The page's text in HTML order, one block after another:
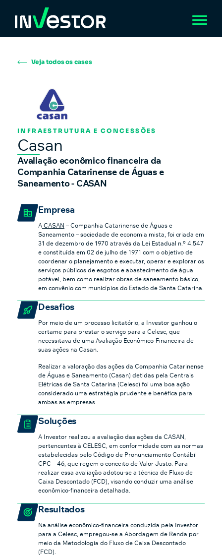
Veja todos os cases
INFRAESTRUTURA E CONCESSÕES
Casan
Avaliação econômico financeira da
Companhia Catarinense de Águas e
Saneamento - CASAN
Empresa
A CASAN – Companhia Catarinense de Águas e
Saneamento – sociedade de economia mista, foi criada em
31 de dezembro de 1970 através da Lei Estadual n.º 4.547
e constituída em 02 de julho de 1971 com o objetivo de
coordenar o planejamento e executar, operar e explorar os
serviços públicos de esgotos e abastecimento de água
potável, bem como realizar obras de saneamento básico,
em convênio com municípios do Estado de Santa Catarina.
Desafios
Por meio de um processo licitatório, a Investor ganhou o
certame para prestar o serviço para a Celesc, que
necessitava de uma Avaliação Econômico-Financeira de
suas ações na Casan.
Realizar a valoração das ações da Companhia Catarinense
de Águas e Saneamento (Casan) detidas pela Centrais
Elétricas de Santa Catarina (Celesc) foi uma boa ação
considerado uma estratégia prudente e benéfica para
ambas as empresas
Soluções
A Investor realizou a avaliação das ações da CASAN,
pertencentes à CELESC, em conformidade com as normas
estabelecidas pelo Código de Pronunciamento Contábil
CPC – 46, que regem o conceito de Valor Justo. Para
realizar essa avaliação adotou-se a técnica de Fluxo de
Caixa Descontado (FCD), visando conduzir uma análise
econômico-financeira detalhada.
Resultados
Na análise econômico-financeira conduzida pela Investor
para a Celesc, empregou-se a Abordagem de Renda por
meio da Metodologia do Fluxo de Caixa Descontado
(FCD).